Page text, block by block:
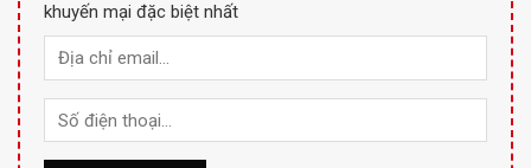
khuyến mại đặc biệt nhất